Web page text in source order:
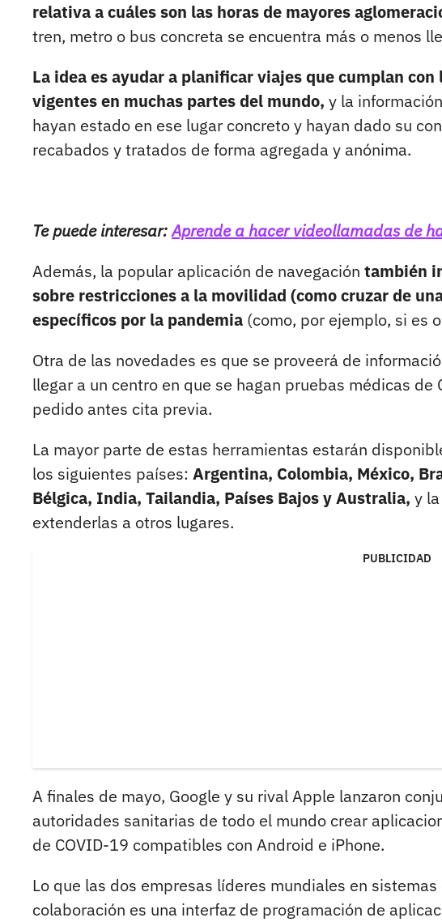
relativa a cuáles son las horas de mayores
tren, metro o bus concreta se encuentra más o menos
La idea es ayudar a planificar viajes que cumplan
vigentes en muchas partes del mundo, y la
hayan estado en ese lugar concreto y hayan dado su
recabados y tratados de forma agregada y anónima.
Te puede interesar:Aprende a hacer videollamadas de
Además, la popular aplicación de navegación también
sobre restricciones a la movilidad (como cruzar de
específicos por la pandemia (como, por ejemplo, si es
Otra de las novedades es que se proveerá de
llegar a un centro en que se hagan pruebas médicas
pedido antes cita previa.
La mayor parte de estas herramientas estarán
los siguientes países: Argentina, Colombia, México,
Bélgica, India, Tailandia, Países Bajos y Australia, y
extenderlas a otros lugares.
PUBLICIDAD
A finales de mayo, Google y su rival Apple lanzaron
autoridades sanitarias de todo el mundo crear
de COVID-19 compatibles con Android e iPhone.
Lo que las dos empresas líderes mundiales en
colaboración es una interfaz de programación de